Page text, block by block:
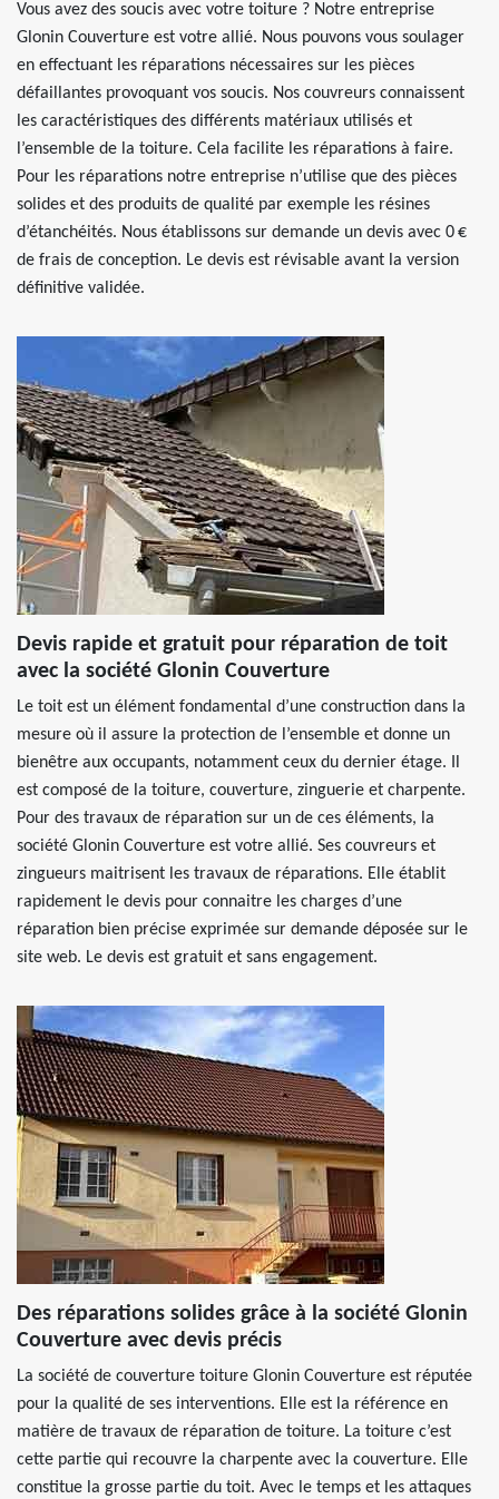
Vous avez des soucis avec votre toiture ? Notre entreprise
Glonin Couverture est votre allié. Nous pouvons vous soulager
en effectuant les réparations nécessaires sur les pièces
défaillantes provoquant vos soucis. Nos couvreurs connaissent
les caractéristiques des différents matériaux utilisés et
l’ensemble de la toiture. Cela facilite les réparations à faire.
Pour les réparations notre entreprise n’utilise que des pièces
solides et des produits de qualité par exemple les résines
d’étanchéités. Nous établissons sur demande un devis avec 0 €
de frais de conception. Le devis est révisable avant la version
définitive validée.
Devis rapide et gratuit pour réparation de toit
avec la société Glonin Couverture
Le toit est un élément fondamental d’une construction dans la
mesure où il assure la protection de l’ensemble et donne un
bienêtre aux occupants, notamment ceux du dernier étage. Il
est composé de la toiture, couverture, zinguerie et charpente.
Pour des travaux de réparation sur un de ces éléments, la
société Glonin Couverture est votre allié. Ses couvreurs et
zingueurs maitrisent les travaux de réparations. Elle établit
rapidement le devis pour connaitre les charges d’une
réparation bien précise exprimée sur demande déposée sur le
site web. Le devis est gratuit et sans engagement.
Des réparations solides grâce à la société Glonin
Couverture avec devis précis
La société de couverture toiture Glonin Couverture est réputée
pour la qualité de ses interventions. Elle est la référence en
matière de travaux de réparation de toiture. La toiture c’est
cette partie qui recouvre la charpente avec la couverture. Elle
constitue la grosse partie du toit. Avec le temps et les attaques